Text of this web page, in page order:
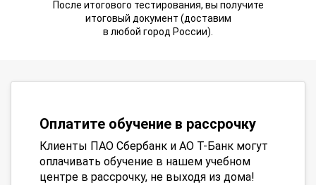
После итогового тестирования, вы получите
итоговый документ (доставим
в любой город России).
Оплатите обучение в рассрочку
Клиенты ПАО Сбербанк и АО Т-Банк могут
оплачивать обучение в нашем учебном
центре в рассрочку, не выходя из дома!